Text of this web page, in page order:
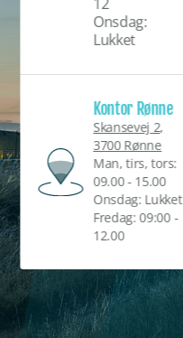
Onsdag:
Lukket
Kontor Rønne
Skansevej 2,
3700 Rønne
Man, tirs, tors:
09.00 - 15.00
Onsdag: Lukket
Fredag: 09:00 -
12.00